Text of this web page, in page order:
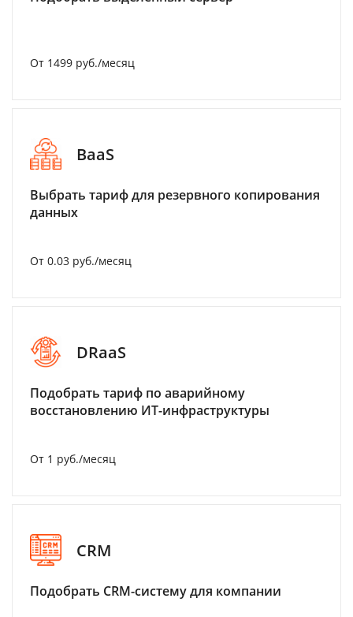
От 1499 руб./месяц
BaaS
Выбрать тариф для резервного копирования
данных
От 0.03 руб./месяц
DRaaS
Подобрать тариф по аварийному
восстановлению ИТ-инфраструктуры
От 1 руб./месяц
CRM
Подобрать CRM-систему для компании